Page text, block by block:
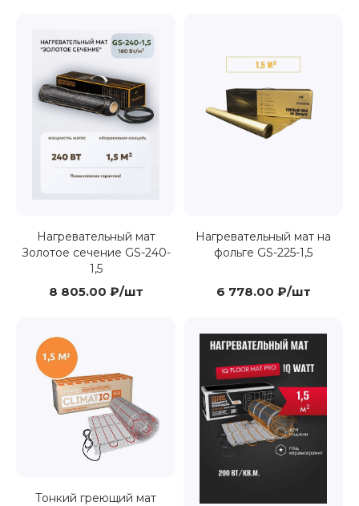
Нагревательный мат
Золотое сечение GS-240-
1,5
8 805.00 ₽/шт
Нагревательный мат на
фольге GS-225-1,5
6 778.00 ₽/шт
Тонкий греющий мат